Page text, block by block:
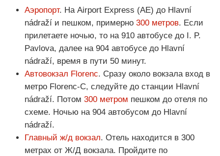
Аэропорт. На Airport Express (AE) до Hlavní
nádraží и пешком, примерно 300 метров. Если
прилетаете ночью, то на 910 автобусе до I. P.
Pavlova, далее на 904 автобусе до Hlavní
nádraží, время в пути 50 минут.
Автовокзал Florenc. Сразу около вокзала вход в
метро Florenc-С, следуйте до станции Hlavní
nádraží. Потом 300 метром пешком до отеля по
схеме. Ночью на 904 автобусом до Hlavní
nádraží.
Главный ж/д вокзал. Отель находится в 300
метрах от Ж/Д вокзала. Пройдите по